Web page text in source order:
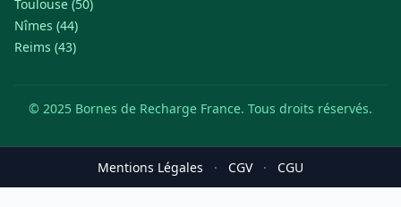
Toulouse (50)
Nîmes (44)
Reims (43)
© 2025 Bornes de Recharge France. Tous droits réservés.
Mentions Légales · CGV · CGU